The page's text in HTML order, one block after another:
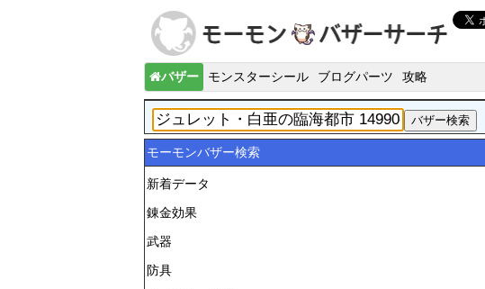
バザー モンスターシール ブログパーツ 攻略
モーモンバザー検索
新着データ
錬金効果
武器
防具